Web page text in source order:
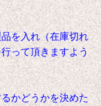
を入れ（在庫切れ
って頂きますよう
。
かどうかを決めた